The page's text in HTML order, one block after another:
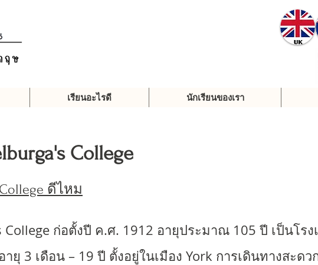
เรียนอะไรดี นักเรียนของเรา
College
ดีไหม
College ก่อตั้งปี ค.ศ. 1912 อายุประมาณ 105 ปี เป็นโรง
ยุ 3 เดือน – 19 ปี ตั้งอยู่ในเมือง York การเดินทางสะดว